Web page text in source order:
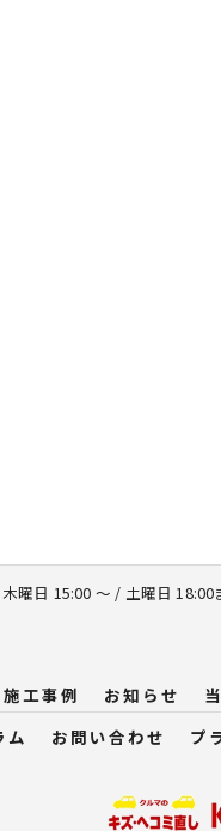
曜日 15:00 ～ / 土曜日 18:00
施工事例 お知らせ
ム
お問い合わせ プ